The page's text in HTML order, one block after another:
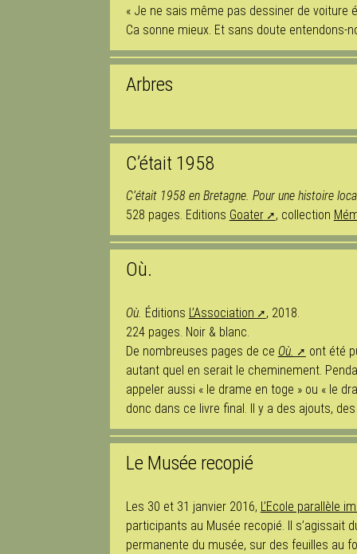
« Je ne sais même pas dessiner de voiture
Ca sonne mieux. Et sans doute entendons-
Arbres
C’était 1958
C’était 1958 en Bretagne. Pour une histoire
528 pages. Editions Goater , collection
Où.
Où. Éditions L’Association
, 2018.
224 pages. Noir & blanc.
De nombreuses pages de ce Où.
ont été
autant quel en serait le cheminement.
appeler aussi « le drame en toge » ou « le
donc dans ce livre final. Il y a des ajouts,
Le Musée recopié
Les 30 et 31 janvier 2016, L’Ecole parallèle
participants au Musée recopié. Il s’agissait
permanente du musée, sur des feuilles au